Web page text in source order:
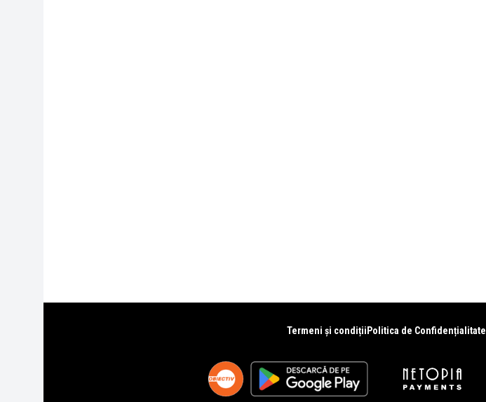
Termeni și condiții Politica de Confidențialitate